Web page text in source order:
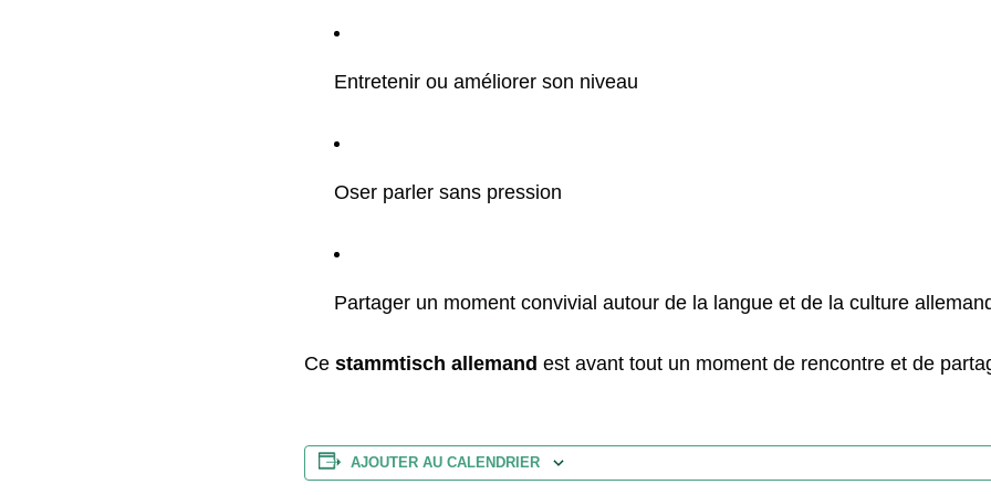
Entretenir ou améliorer son niveau
Oser parler sans pression
Partager un moment convivial autour de la langue et de la culture
Ce stammtisch allemand est avant tout un moment de rencontre et de
AJOUTER AU CALENDRIER